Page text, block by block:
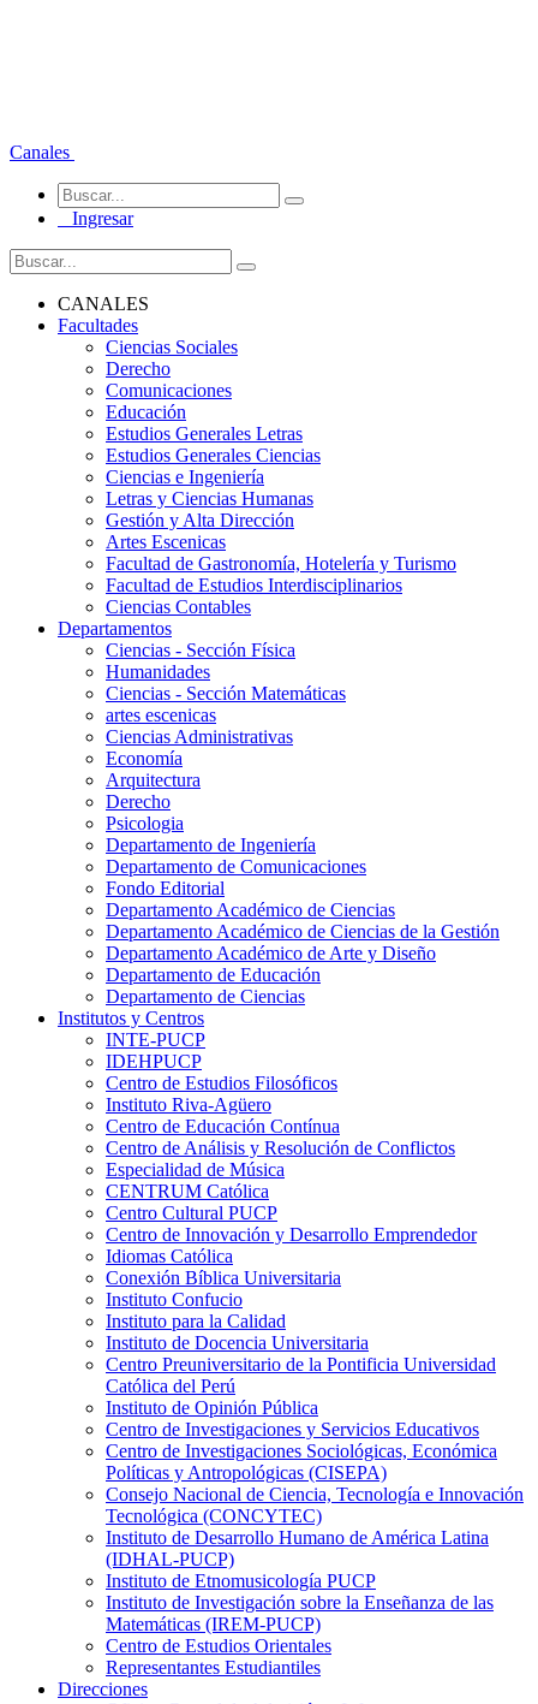
Canales
Ingresar
CANALES
Facultades
Ciencias Sociales
Derecho
Comunicaciones
Educación
Estudios Generales Letras
Estudios Generales Ciencias
Ciencias e Ingeniería
Letras y Ciencias Humanas
Gestión y Alta Dirección
Artes Escenicas
Facultad de Gastronomía, Hotelería y Turismo
Facultad de Estudios Interdisciplinarios
Ciencias Contables
Departamentos
Ciencias - Sección Física
Humanidades
Ciencias - Sección Matemáticas
artes escenicas
Ciencias Administrativas
Economía
Arquitectura
Derecho
Psicologia
Departamento de Ingeniería
Departamento de Comunicaciones
Fondo Editorial
Departamento Académico de Ciencias
Departamento Académico de Ciencias de la Gestión
Departamento Académico de Arte y Diseño
Departamento de Educación
Departamento de Ciencias
Institutos y Centros
INTE-PUCP
IDEHPUCP
Centro de Estudios Filosóficos
Instituto Riva-Agüero
Centro de Educación Contínua
Centro de Análisis y Resolución de Conflictos
Especialidad de Música
CENTRUM Católica
Centro Cultural PUCP
Centro de Innovación y Desarrollo Emprendedor
Idiomas Católica
Conexión Bíblica Universitaria
Instituto Confucio
Instituto para la Calidad
Instituto de Docencia Universitaria
Centro Preuniversitario de la Pontificia Universidad
Católica del Perú
Instituto de Opinión Pública
Centro de Investigaciones y Servicios Educativos
Centro de Investigaciones Sociológicas, Económica
Políticas y Antropológicas (CISEPA)
Consejo Nacional de Ciencia, Tecnología e Innovación
Tecnológica (CONCYTEC)
Instituto de Desarrollo Humano de América Latina
(IDHAL-PUCP)
Instituto de Etnomusicología PUCP
Instituto de Investigación sobre la Enseñanza de las
Matemáticas (IREM-PUCP)
Centro de Estudios Orientales
Representantes Estudiantiles
Direcciones